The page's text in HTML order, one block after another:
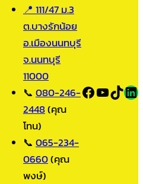
📍 111/47 ม.3
ต.บางรักน้อย
อ.เมืองนนทบุรี
จ.นนทบุรี
11000
📞 080-246-
2448(คุณ
โทน)
📞 065-234-
0660(คุณ
พงษ์)
Facebook